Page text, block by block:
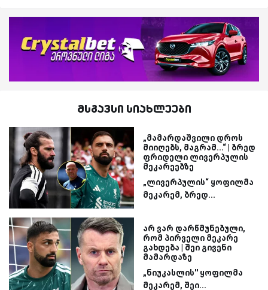
მსგავსი სიახლეები
„მამარდაშვილი დროს
მიიღებს, მაგრამ...“ | ბრედ
ფრიდელი ლივერპულის
მეკარეებზე
„ლივერპულის“ ყოფილმა
მეკარემ, ბრედ...
არ ვარ დარწმუნებული,
რომ პირველი მეკარე
გახდება | შეი გივენი
მამარდაზე
„ნიუკასლის'' ყოფილმა
მეკარემ, შეი...